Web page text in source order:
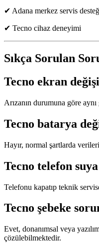
✔ Adana merkez servis
✔ Tecno cihaz deneyimi
Sıkça Sorulan
Tecno ekran
Arızanın durumuna göre
Tecno batarya
Hayır, normal şartlarda
Tecno telefon
Telefonu kapatıp teknik
Tecno şebeke
Evet, donanımsal veya
çözülebilmektedir.